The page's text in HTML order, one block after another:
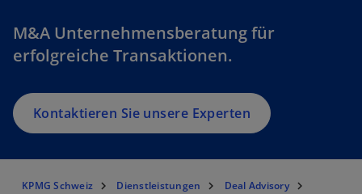
M&A Unternehmensberatung für
erfolgreiche Transaktionen.
Kontaktieren Sie unsere Experten
KPMG Schweiz Dienstleistungen
Deal Advisory